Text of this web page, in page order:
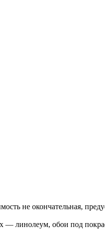
не окончательная,
линолеум, обои под